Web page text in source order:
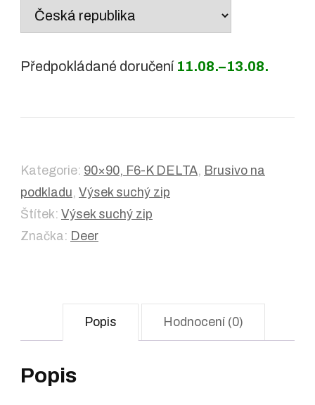
Předpokládané doručení 11.08.–13.08.
Kategorie: 90×90, F6-K DELTA, Brusivo na
podkladu, Výsek suchý zip
Štítek: Výsek suchý zip
Značka: Deer
Popis Hodnocení (0)
Popis